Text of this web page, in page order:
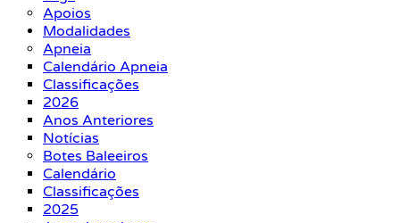
Apoios
Modalidades
Apneia
Calendário Apneia
Classificações
2026
Anos Anteriores
Notícias
Botes Baleeiros
Calendário
Classificações
2025